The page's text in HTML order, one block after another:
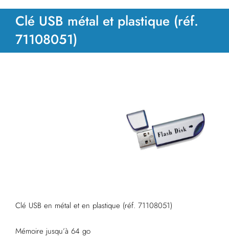
Clé USB métal et plastique (réf.
71108051)
Clé USB en métal et en plastique (réf. 71108051)
Mémoire jusqu’à 64 go